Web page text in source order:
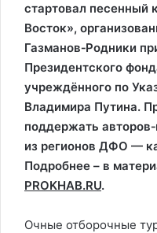
стартовал песенный
Восток»,
Газманов‑Родники
Президентского
учреждённого по
Владимира Путина.
поддержать
из регионов ДФО —
Подробнее – в
PROKHAB.RU.
Очные отборочные